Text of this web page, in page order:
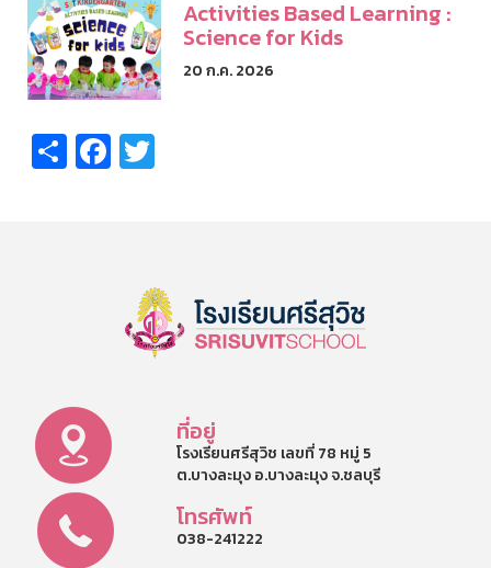
Activities Based Learning :
Science for Kids
20 ก.ค. 2026
ShareFacebook
ที่อยู่
โรงเรียนศรีสุวิช เลขที่ 78 หมู่ 5
ต.บางละมุง อ.บางละมุง จ.ชลบุรี
โทรศัพท์
038-241222